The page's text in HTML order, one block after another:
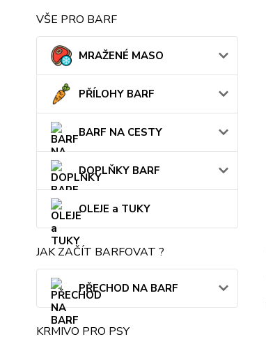
VŠE PRO BARF
MRAŽENÉ MASO
PŘÍLOHY BARF
BARF NA CESTY
DOPLŇKY BARF
OLEJE a TUKY
JAK ZAČÍT BARFOVAT ?
PŘECHOD NA BARF
KRMIVO PRO PSY